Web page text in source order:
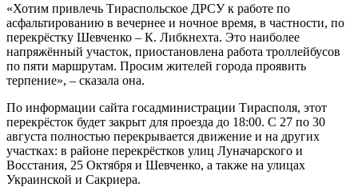
«Хотим привлечь Тираспольское ДРСУ к работе по
асфальтированию в вечернее и ночное время, в частности, по
перекрёстку Шевченко – К. Либкнехта. Это наиболее
напряжённый участок, приостановлена работа троллейбусов
по пяти маршрутам. Просим жителей города проявить
терпение», – сказала она.
По информации сайта госадминистрации Тирасполя, этот
перекрёсток будет закрыт для проезда до 18:00. С 27 по 30
августа полностью перекрывается движение и на других
участках: в районе перекрёстков улиц Луначарского и
Восстания, 25 Октября и Шевченко, а также на улицах
Украинской и Сакриера.